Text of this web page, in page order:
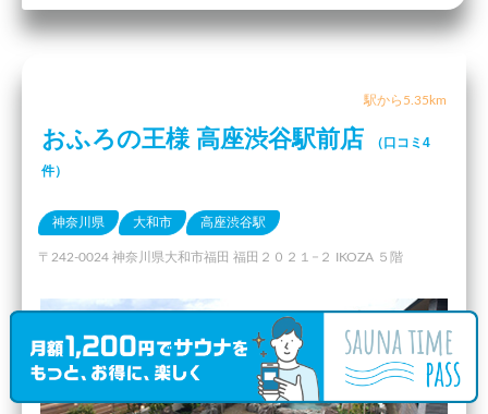
駅から5.35km
おふろの王様 高座渋谷駅前店
（口コミ4
件）
神奈川県 大和市 高座渋谷駅
〒242-0024 神奈川県大和市福田 福田２０２１−２ IKOZA ５階